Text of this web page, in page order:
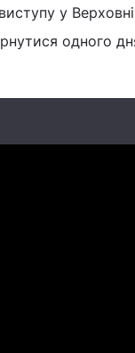
у
одного